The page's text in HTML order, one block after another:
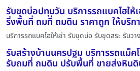
รับขุดบ่อปทุมวัน บริการรถแบคโฮให้
ริ่งพื้นที่ ถมที่ ถมดิน ราคาถูก ให้บริก
บริการรถแบคโฮให้เช่า รับขุดบ่อ รับขุดสระ รับว
รับสร้างบ้านนครปฐม บริการรถแม็ค
รับถมที่ ถมดิน ปรับพื้นที่ ขายส่งหิน